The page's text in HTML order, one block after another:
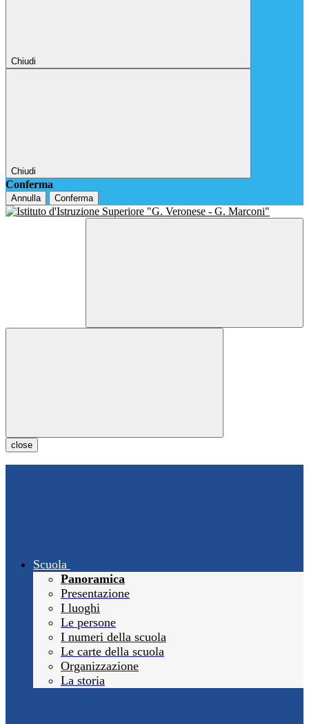
Chiudi
Chiudi
Conferma
Annulla Conferma
close
Scuola
Panoramica
Presentazione
I luoghi
Le persone
I numeri della scuola
Le carte della scuola
Organizzazione
La storia